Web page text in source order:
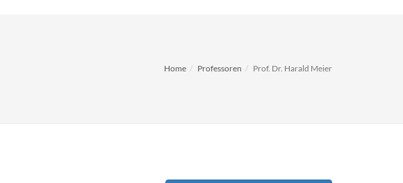
Home Professoren Prof. Dr. Harald Meier